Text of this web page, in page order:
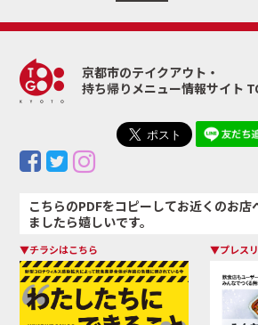
京都市のテイクアウト・
持ち帰りメニュー情報サイト
こちらのPDFをコピーしてお近くのお店
ましたら嬉しいです。
▼チラシはこちら ▼プレス